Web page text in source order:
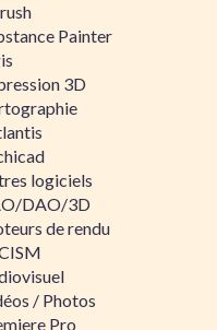
Painter
3D
logiciels
DAO/3D
de rendu
/ Photos
Pro